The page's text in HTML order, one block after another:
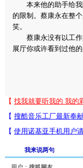
本来他的助手给我
的限制。蔡康永在整
笑。
蔡康永没有以工作
展厅你或许看到过他的
我来说两句